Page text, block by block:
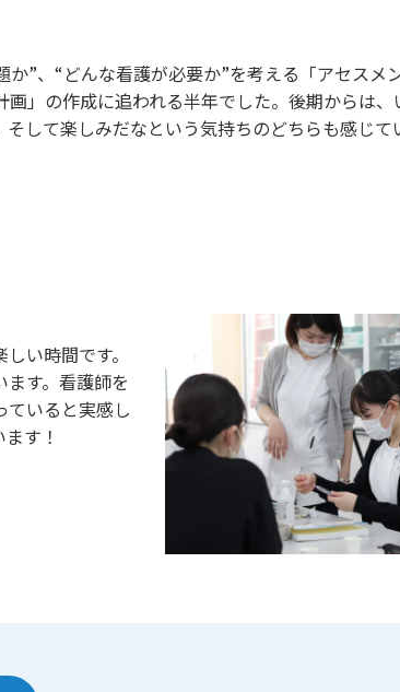
”、“どんな看護が必要か”を考える「アセスメ
」の作成に追われる半年でした。後期からは、
して楽しみだなという気持ちのどちらも感じて
い時間です。
す。看護師を
ていると実感し
す！